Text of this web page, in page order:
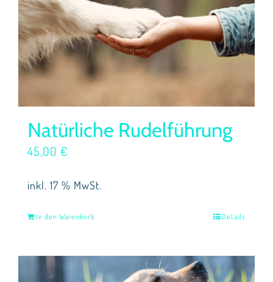
Natürliche Rudelführung
45,00 €
inkl. 17 % MwSt.
In den Warenkorb Details